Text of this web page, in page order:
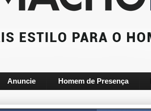
Anuncie Homem de Presença